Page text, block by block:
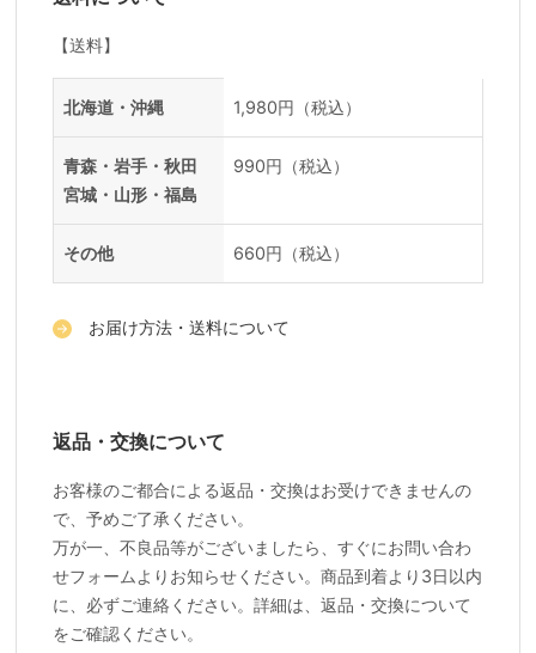
【送料】
地域 料金
北海道・沖縄 1,980円（税込）
青森・岩手・秋田
宮城・山形・福島
990円（税込）
その他 660円（税込）
お届け方法・送料について
返品・交換について
お客様のご都合による返品・交換はお受けできませんの
で、予めご了承ください。
万が一、不良品等がございましたら、すぐにお問い合わ
せフォームよりお知らせください。商品到着より3日以内
に、必ずご連絡ください。詳細は、返品・交換について
をご確認ください。